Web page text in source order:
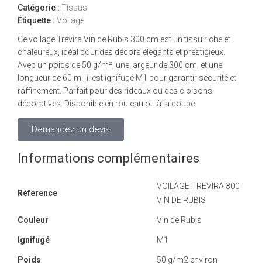
Catégorie : Tissus
Étiquette : Voilage
Ce voilage Trévira Vin de Rubis 300 cm est un tissu riche et
chaleureux, idéal pour des décors élégants et prestigieux.
Avec un poids de 50 g/m², une largeur de 300 cm, et une
longueur de 60 ml, il est ignifugé M1 pour garantir sécurité et
raffinement. Parfait pour des rideaux ou des cloisons
décoratives. Disponible en rouleau ou à la coupe.
Demandez un devis
Informations complémentaires
Référence
VOILAGE TREVIRA 300
VIN DE RUBIS
Couleur Vin de Rubis
Ignifugé M1
Poids 50 g/m2 environ